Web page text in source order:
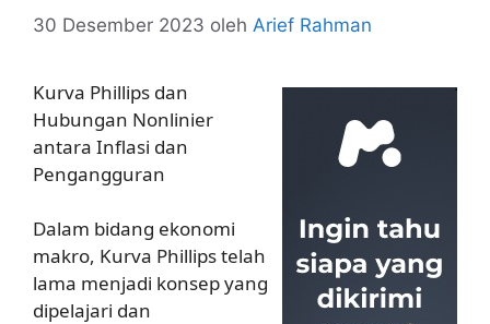
30 Desember 2023 oleh Arief Rahman
Kurva Phillips dan
Hubungan Nonlinier
antara Inflasi dan
Pengangguran
Dalam bidang ekonomi
makro, Kurva Phillips telah
lama menjadi konsep yang
dipelajari dan